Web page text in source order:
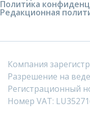
Политика
Редакционная
Компания
Разрешение на
Регистрационный
Номер VAT: